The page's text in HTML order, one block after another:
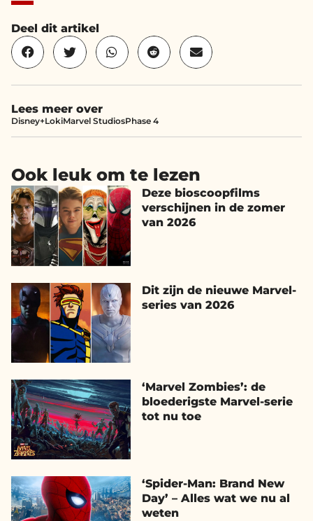
Deel dit artikel
Lees meer over
Disney+LokiMarvel StudiosPhase 4
Ook leuk om te lezen
Deze bioscoopfilms
verschijnen in de zomer
van 2026
Dit zijn de nieuwe Marvel-
series van 2026
‘Marvel Zombies’: de
bloederigste Marvel-serie
tot nu toe
‘Spider-Man: Brand New
Day’ – Alles wat we nu al
weten